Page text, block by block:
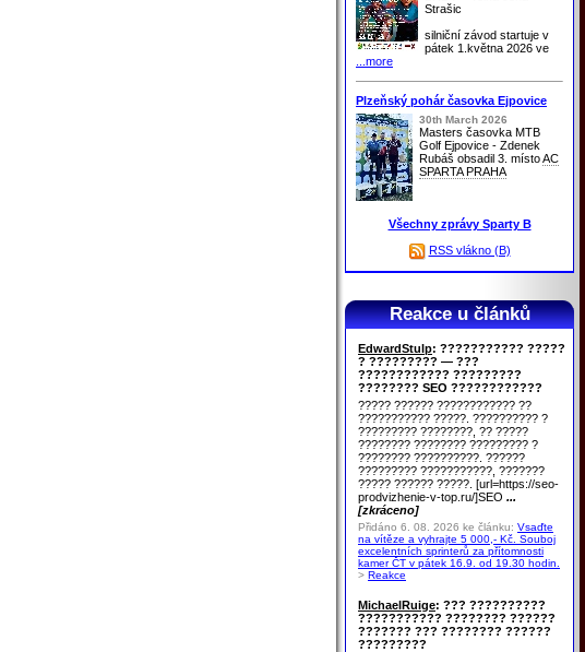
Strašic
silniční závod startuje v
pátek 1.května 2026 ve
...more
Plzeňský pohár časovka Ejpovice
30th March 2026
Masters časovka MTB
Golf Ejpovice - Zdenek
Rubáš obsadil 3. místoAC
SPARTA PRAHA
Všechny zprávy Sparty B
RSS vlákno (B)
Reakce u článků
EdwardStulp: ??????????? ?????
? ????????? — ???
???????????? ?????????
???????? SEO ????????????
????? ?????? ???????????? ??
??????????? ?????. ?????????? ?
????????? ????????, ?? ?????
???????? ???????? ????????? ?
???????? ??????????. ??????
????????? ???????????, ???????
????? ?????? ?????. [url=https://seo-
prodvizhenie-v-top.ru/]SEO ...
[zkráceno]
Přidáno 6. 08. 2026 ke článku: Vsaďte
na vítěze a vyhrajte 5 000,- Kč. Souboj
excelentních sprinterů za přítomnosti
kamer ČT v pátek 16.9. od 19.30 hodin.
> Reakce
MichaelRuige: ??? ??????????
??????????? ???????? ??????
??????? ??? ???????? ??????
?????????